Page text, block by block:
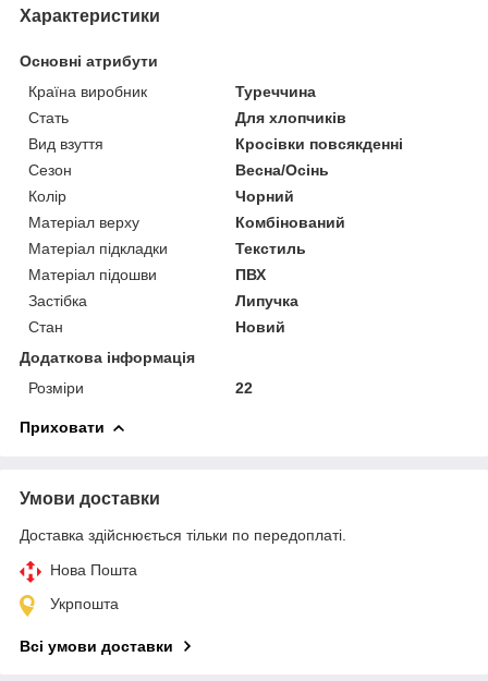
Характеристики
Основні атрибути
Країна виробник
Туреччина
Стать
Для хлопчиків
Вид взуття
Кросівки повсякденні
Сезон
Весна/Осінь
Колір
Чорний
Матеріал верху
Комбінований
Матеріал підкладки
Текстиль
Матеріал підошви
ПВХ
Застібка
Липучка
Стан
Новий
Додаткова інформація
Розміри
22
Приховати
Умови доставки
Доставка здійснюється тільки по передоплаті.
Нова Пошта
Укрпошта
Всі умови доставки